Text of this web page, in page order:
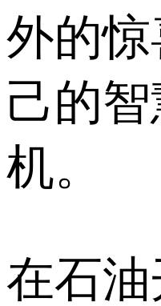
外的惊
己的
机。
在石